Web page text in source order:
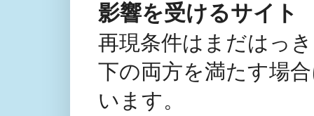
影響を受けるサイト
再現条件はまだはっ
下の両方を満たす場
います。